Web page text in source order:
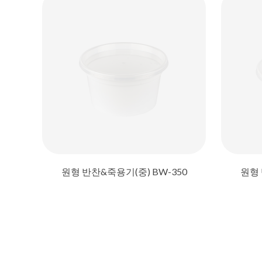
원형 반찬&죽용기(중) BW-350 원형